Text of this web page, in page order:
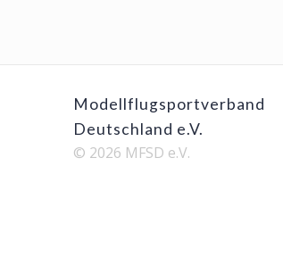
Modellflugsportverband
Deutschland e.V.
© 2026 MFSD e.V.